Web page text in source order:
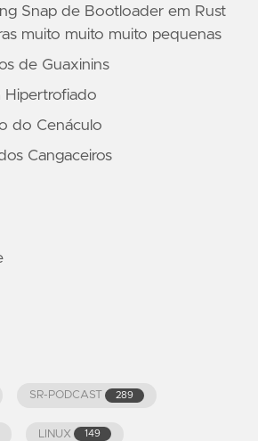
Snap de Bootloader em Rust
muito muito muito pequenas
de Guaxinins
Hipertrofiado
do Cenáculo
Cangaceiros
SR-PODCAST 289
LINUX 149